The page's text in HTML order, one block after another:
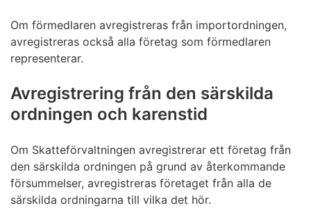
Om förmedlaren avregistreras från importordningen,
avregistreras också alla företag som förmedlaren
representerar.
Avregistrering från den särskilda
ordningen och karenstid
Om Skatteförvaltningen avregistrerar ett företag från
den särskilda ordningen på grund av återkommande
försummelser, avregistreras företaget från alla de
särskilda ordningarna till vilka det hör.